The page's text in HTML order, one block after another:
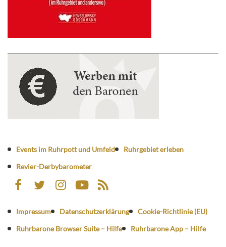
Events im Ruhrpott und Umfeld
Ruhrgebiet erleben
Revier-Derbybarometer
Impressum Datenschutzerklärung
Cookie-Richtlinie (EU)
Ruhrbarone Browser Suite – Hilfe
Ruhrbarone App – Hilfe